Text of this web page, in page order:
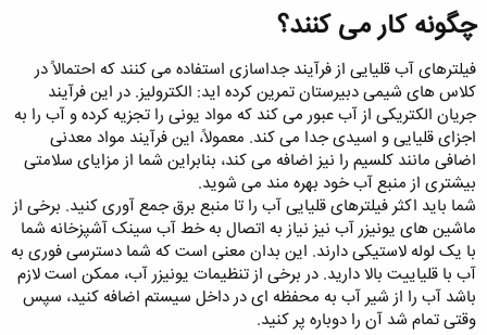
چگونه کار می کنند؟
فیلترهای آب قلیایی از فرآیند جداسازی استفاده می کنند که احتمالاً در
کلاس های شیمی دبیرستان تمرین کرده اید: الکترولیز. در این فرآیند
جریان الکتریکی از آب عبور می کند که مواد یونی را تجزیه کرده و آب را به
اجزای قلیایی و اسیدی جدا می کند. معمولاً، این فرآیند مواد معدنی
اضافی مانند کلسیم را نیز اضافه می کند، بنابراین شما از مزایای سلامتی
بیشتری از منبع آب خود بهره مند می شوید.
شما باید اکثر فیلترهای قلیایی آب را تا منبع برق جمع آوری کنید. برخی از
ماشین های یونیزر آب نیز نیاز به اتصال به خط آب سینک آشپزخانه شما
با یک لوله لاستیکی دارند. این بدان معنی است که شما دسترسی فوری به
آب با قلیاییت بالا دارید. در برخی از تنظیمات یونیزر آب، ممکن است لازم
باشد آب را از شیر آب به محفظه ای در داخل سیستم اضافه کنید، سپس
وقتی تمام شد آن را دوباره پر کنید.